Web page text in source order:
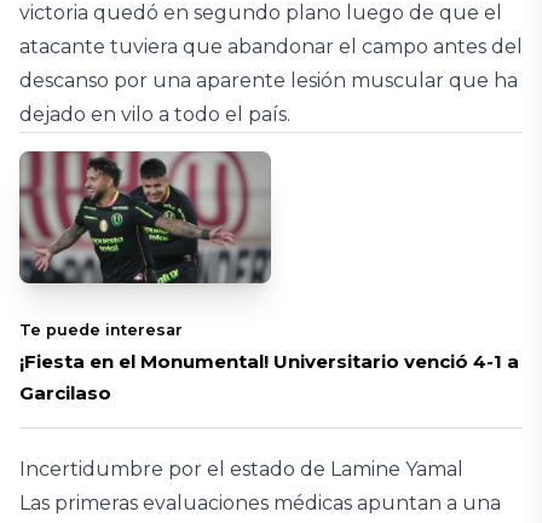
victoria quedó en segundo plano luego de que el
atacante tuviera que abandonar el campo antes del
descanso por una aparente lesión muscular que ha
dejado en vilo a todo el país.
Te puede interesar
¡Fiesta en el Monumental! Universitario venció 4-1 a
Garcilaso
Incertidumbre por el estado de Lamine Yamal
Las primeras evaluaciones médicas apuntan a una